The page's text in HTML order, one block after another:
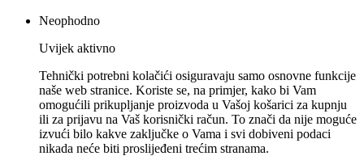
Neophodno
Uvijek aktivno
Tehnički potrebni kolačići osiguravaju samo osnovne funkcije
naše web stranice. Koriste se, na primjer, kako bi Vam
omogućili prikupljanje proizvoda u Vašoj košarici za kupnju
ili za prijavu na Vaš korisnički račun. To znači da nije moguće
izvući bilo kakve zaključke o Vama i svi dobiveni podaci
nikada neće biti proslijeđeni trećim stranama.